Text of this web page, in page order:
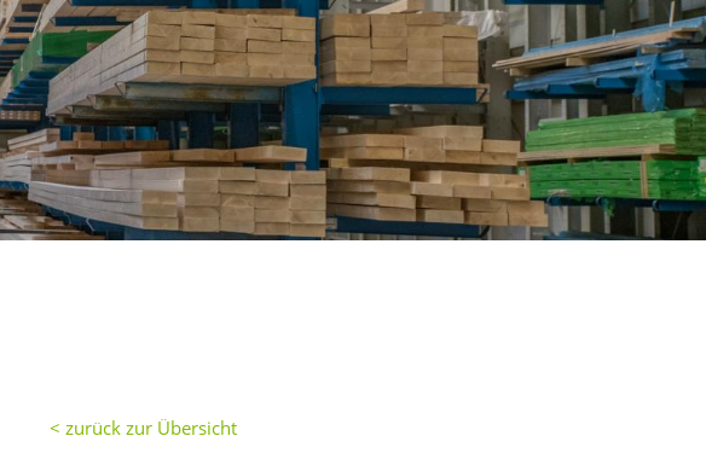
< zurück zur Übersicht